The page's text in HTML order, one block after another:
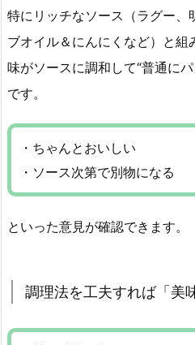
特にリッチなソース（ラグー、
ブオイル＆にんにくなど）と
味がソースに調和して“普通に
です。
・ちゃんとおいしい
・ソース次第で別物になる
といった意見が確認できます。
調理法を工夫すれば「美